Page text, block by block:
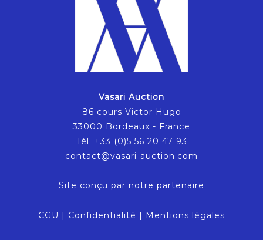
Vasari Auction
86 cours Victor Hugo
33000 Bordeaux - France
Tél. +33 (0)5 56 20 47 93
contact@vasari-auction.com
Site conçu par notre partenaire
CGU | Confidentialité | Mentions légales